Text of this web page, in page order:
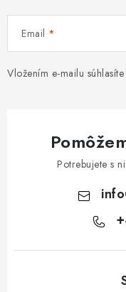
Email
Vložením e-mailu súhlasíte
Potrebujete s
info